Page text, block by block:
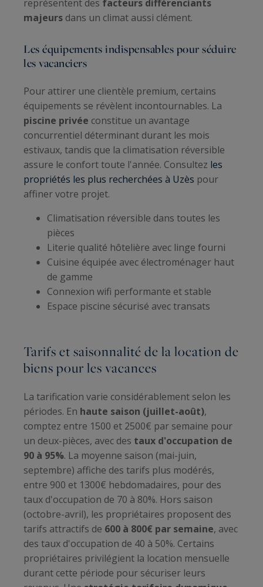
représentent des facteurs différenciants
majeurs dans un climat aussi clément.
Les équipements indispensables pour séduire
les vacanciers
Pour attirer une clientèle premium, certains
équipements se révèlent incontournables. La
piscine privée constitue un avantage
concurrentiel déterminant durant les mois
estivaux, tandis que la climatisation réversible
assure le confort toute l'année. Consultez les
propriétés les plus recherchées à Uzès pour
affiner votre projet.
Climatisation réversible dans toutes les
pièces
Literie qualité hôtelière avec linge fourni
Cuisine équipée avec électroménager haut
de gamme
Connexion wifi performante et stable
Espace piscine sécurisé avec transats
Tarifs et saisonnalité de la location de
biens pour les vacances
La tarification varie considérablement selon les
périodes. En haute saison (juillet-août),
comptez entre 1500 et 2500€ par semaine pour
un deux-pièces, avec des taux d'occupation de
90 à 95%. La moyenne saison (mai-juin,
septembre) affiche des tarifs plus modérés,
entre 900 et 1300€ hebdomadaires, pour des
taux d'occupation de 70 à 80%. Hors saison
(octobre-avril), les propriétaires proposent des
tarifs attractifs de 600 à 800€ par semaine, avec
des taux d'occupation de 40 à 50%. Certains
propriétaires privilégient la location mensuelle
durant cette période pour sécuriser leurs